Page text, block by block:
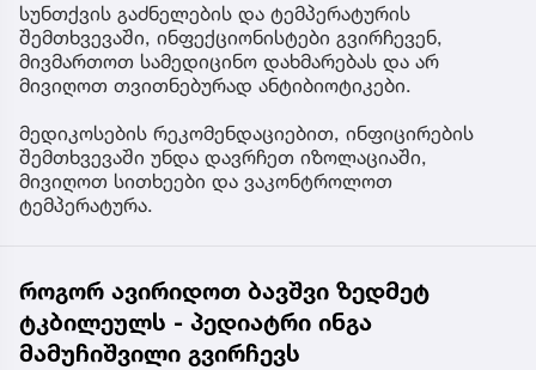
სუნთქვის გაძნელების და ტემპერატურის
შემთხვევაში, ინფექციონისტები გვირჩევენ,
მივმართოთ სამედიცინო დახმარებას და არ
მივიღოთ თვითნებურად ანტიბიოტიკები.
მედიკოსების რეკომენდაციებით, ინფიცირების
შემთხვევაში უნდა დავრჩეთ იზოლაციაში,
მივიღოთ სითხეები და ვაკონტროლოთ
ტემპერატურა.
როგორ ავირიდოთ ბავშვი ზედმეტ
ტკბილეულს - პედიატრი ინგა
მამუჩიშვილი გვირჩევს